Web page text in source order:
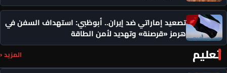
تصعيد إماراتي ضد إيران.. أبوظبي: استهداف السفن في
هرمز «قرصنة» وتهديد لأمن الطاقة
تعليم المزيد ‹